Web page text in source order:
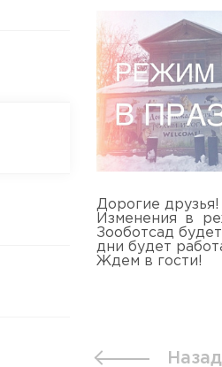
Дорогие друзья!
Изменения в
Зооботсад
дни будет
Ждем в гости!
Назад